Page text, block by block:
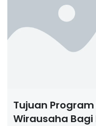
Tujuan
Wirausaha